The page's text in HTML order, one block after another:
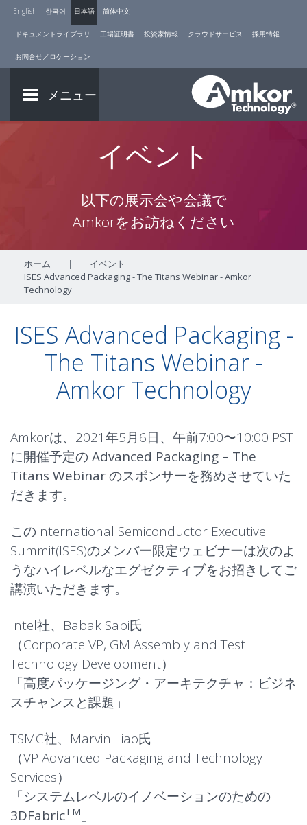
English 한국어 日本語 简体中文
ドキュメントライブラリ 工場証明書 投資家情報 クラウドサービス 採用情報
お問合せ／ロケーション
メニュー
イベント
以下の展示会や会議で
Amkorをお訪ねください
ホーム | イベント
|
ISES Advanced Packaging - The Titans Webinar - Amkor
Technology
ISES Advanced Packaging -
The Titans Webinar -
Amkor Technology
Amkorは、2021年5月6日、午前7:00〜10:00 PST
に開催予定の Advanced Packaging – The
Titans Webinarのスポンサーを務めさせていた
だきます。
このInternational Semiconductor Executive
Summit(ISES)のメンバー限定ウェビナーは次のよ
うなハイレベルなエグゼクティブをお招きしてご
講演いただきます。
Intel社、Babak Sabi氏
（Corporate VP, GM Assembly and Test
Technology Development）
「高度パッケージング・アーキテクチャ：ビジネ
スチャンスと課題」
TSMC社、Marvin Liao氏
（VP Advanced Packaging and Technology
Services）
「システムレベルのイノベーションのための
3DFabricTM 」